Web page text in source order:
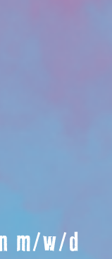
m/w/d